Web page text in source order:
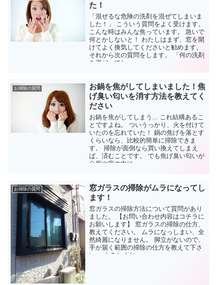
た！
「混ぜるな危険の洗剤を混ぜてしまいま
した！」 こういう質問をよく受けます。
こんな時はみんな焦っています。 急いで
何とかしないと！ わたしはまず、窓を開
けてよく換気してくださいと勧めます。
それから次の質問をします。 「何の洗剤
を混ぜってし...
お掃除の質問
お鍋を焦がしてしまいました！焦
げ臭い匂いを消す方法を教えてく
ださい
お鍋を焦がしてしまう... これ結構あるこ
とですよね。 ついうっかり、火を付けて
いたのを忘れていた！ 鍋の焦げを落とす
くらいなら、比較的簡単に掃除できま
す。 掃除が面倒なら買い換えてしまえ
ば、済むことです。 でも焦げ臭い匂いが
台所や家の中に...
お掃除の質問
窓ガラスの掃除がムラになってし
ます！
窓ガラスの掃除方法について質問があり
ました。 【お問い合わせ内容はコチラに
お願いします】 窓ガラスの掃除の仕方、
教えてください。 ムラになっしまい、全
然綺麗になりません。 脚立がないので、
手が届く範囲の掃除の仕方を教えて下さ
い。 よろしくお...